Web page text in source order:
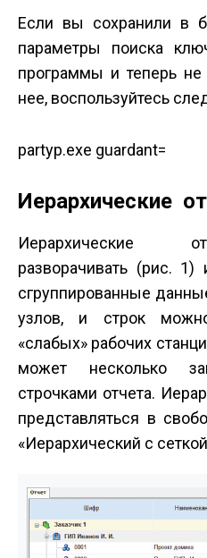
Если вы сохранили в
параметры поиска
программы и теперь
нее, воспользуйтесь
partyp.exe ­guardant=
Иерархические
Иерархические
разворачивать (рис.
сгруппированные
узлов, и строк
«слабых» рабочих
может несколько
строчками отчета.
представляться в
«Иерархический с